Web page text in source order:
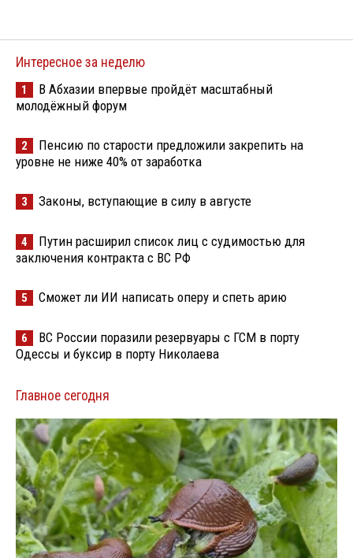
Интересное за неделю
1
В Абхазии впервые пройдёт масштабный
молодёжный форум
2
Пенсию по старости предложили закрепить на
уровне не ниже 40% от заработка
3 Законы, вступающие в силу в августе
4
Путин расширил список лиц с судимостью для
заключения контракта с ВС РФ
5 Сможет ли ИИ написать оперу и спеть арию
6
ВС России поразили резервуары с ГСМ в порту
Одессы и буксир в порту Николаева
Главное сегодня